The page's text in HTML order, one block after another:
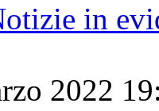
in
2022